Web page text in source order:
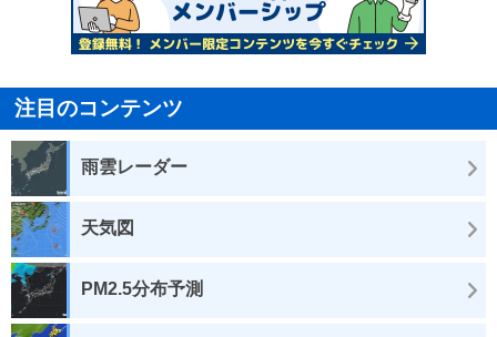
注目のコンテンツ
雨雲レーダー
天気図
PM2.5分布予測